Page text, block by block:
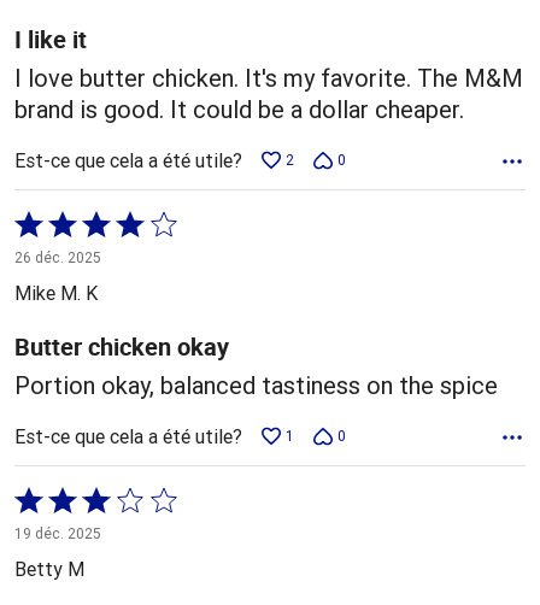
I like it
I love butter chicken. It's my favorite. The M&M
brand is good. It could be a dollar cheaper.
Est-ce que cela a été utile? 2 0
Coté
4 sur
5
26 déc. 2025
Mike M. K
Butter chicken okay
Portion okay, balanced tastiness on the spice
Est-ce que cela a été utile? 1 0
Coté
3 sur
5
19 déc. 2025
Betty M